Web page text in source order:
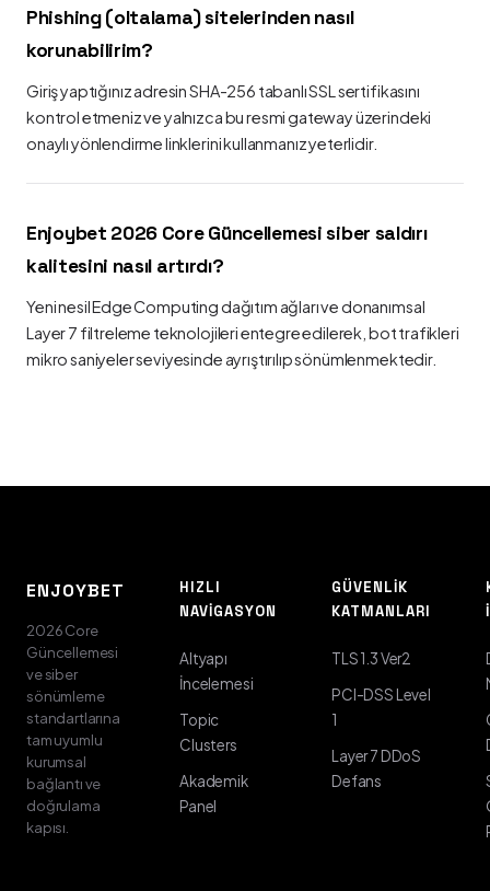
Phishing (oltalama) sitelerinden nasıl
korunabilirim?
Giriş yaptığınız adresin SHA-256 tabanlı SSL sertifikasını
kontrol etmeniz ve yalnızca bu resmi gateway üzerindeki
onaylı yönlendirme linklerini kullanmanız yeterlidir.
Enjoybet 2026 Core Güncellemesi siber saldırı
kalitesini nasıl artırdı?
Yeni nesil Edge Computing dağıtım ağları ve donanımsal
Layer 7 filtreleme teknolojileri entegre edilerek, bot trafikleri
mikro saniyeler seviyesinde ayrıştırılıp sönümlenmektedir.
ENJOYBET
2026 Core
Güncellemesi
ve siber
sönümleme
standartlarına
tam uyumlu
kurumsal
bağlantı ve
doğrulama
kapısı.
HIZLI
NAVIGASYON
Altyapı
İncelemesi
Topic
Clusters
Akademik
Panel
GÜVENLIK
KATMANLARI
TLS 1.3 Ver2
PCI-DSS Level
1
Layer 7 DDoS
Defans